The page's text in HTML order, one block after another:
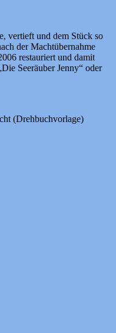
vertieft und dem Stück so
der Machtübernahme
restauriert und damit
Seeräuber Jenny“ oder
(Drehbuchvorlage)